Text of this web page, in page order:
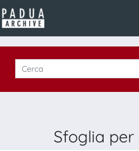
Sfoglia per